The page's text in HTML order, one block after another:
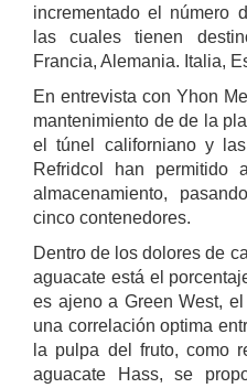
incrementado el número
las cuales tienen
Francia, Alemania. Italia,
En entrevista con Yhon
mantenimiento de de la
el túnel californiano y
Refridcol han permitido
almacenamiento,
cinco contenedores.
Dentro de los dolores de
aguacate está el
es ajeno a Green West,
una correlación optima
la pulpa del fruto, como
aguacate Hass, se